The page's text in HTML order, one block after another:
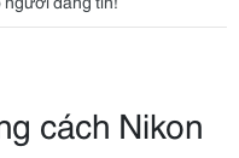
cách Nikon